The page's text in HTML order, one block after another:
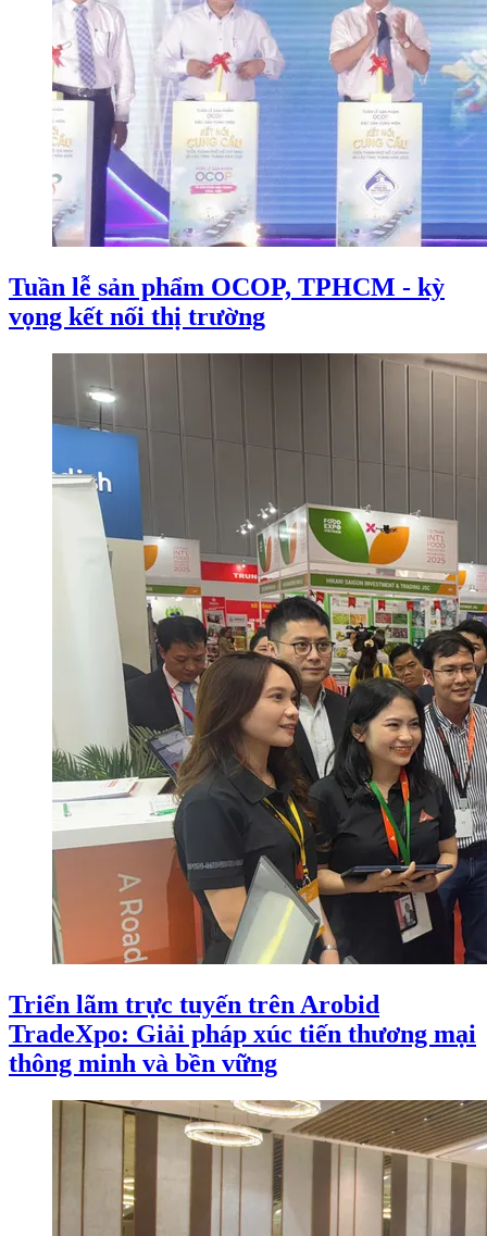
Tuần lễ sản phẩm OCOP, TPHCM - kỳ
vọng kết nối thị trường
Triển lãm trực tuyến trên Arobid
TradeXpo: Giải pháp xúc tiến thương mại
thông minh và bền vững